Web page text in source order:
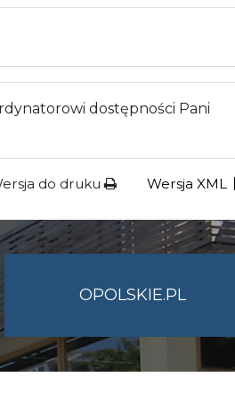
dostępności Pani
do druku Wersja XML
OPOLSKIE.PL